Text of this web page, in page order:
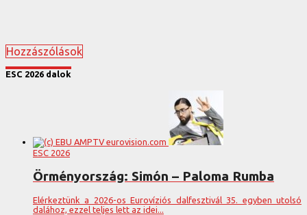
Hozzászólások
ESC 2026 dalok
ESC 2026
Örményország: Simón – Paloma Rumba
Elérkeztünk a 2026-os Eurovíziós dalfesztivál 35. egyben utolsó
dalához, ezzel teljes lett az idei...